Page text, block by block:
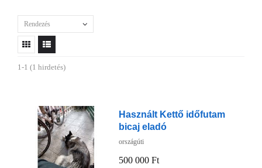
Rendezés
1-1 (1 hirdetés)
Használt Kettő időfutam
bicaj eladó
országúti
500 000 Ft